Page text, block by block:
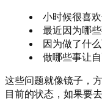
小时候很喜
最近因为哪
因为做了什
做哪些事让
这些问题就像镜子，
目前的状态，如果要